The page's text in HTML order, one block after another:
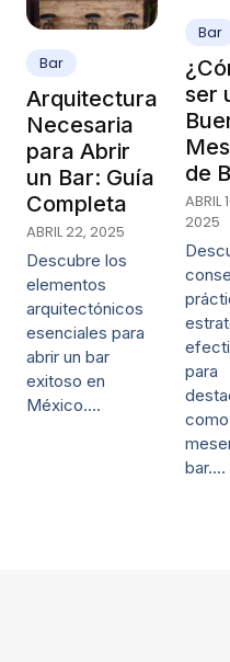
Bar
Arquitectura
Necesaria
para Abrir
un Bar: Guía
Completa
ABRIL 22, 2025
Descubre los
elementos
arquitectónicos
esenciales para
abrir un bar
exitoso en
México.…
Bar
ser
de
ABRIL
2025
para
como
bar.…